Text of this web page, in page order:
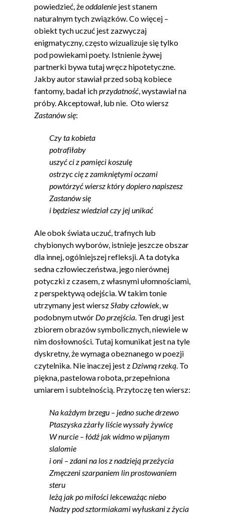
powiedzieć, żeoddalenie jest stanem
naturalnym tych związków. Co więcej –
obiekt tych uczuć jest zazwyczaj
enigmatyczny, często wizualizuje się tylko
pod powiekami poety. Istnienie żywej
partnerki bywa tutaj wręcz hipotetyczne.
Jakby autor stawiał przed sobą kobiece
fantomy, badał ichprzydatność, wystawiał na
próby. Akceptował, lub nie. Oto wiersz
Zastanów się:
Czy ta kobieta
potrafiłaby
uszyć ci z pamięci koszulę
ostrzyc cię z zamkniętymi oczami
powtórzyć wiersz który dopiero napiszesz
Zastanów się
i będziesz wiedział czy jej unikać
Ale obok świata uczuć, trafnych lub
chybionych wyborów, istnieje jeszcze obszar
dla innej, ogólniejszej refleksji. A ta dotyka
sedna człowieczeństwa, jego nierównej
potyczki z czasem, z własnymi ułomnościami,
z perspektywą odejścia. W takim tonie
utrzymany jest wierszSłaby człowiek, w
podobnym utwór Do przejścia. Ten drugi jest
zbiorem obrazów symbolicznych, niewiele w
nim dosłowności. Tutaj komunikat jest na tyle
dyskretny, że wymaga obeznanego w poezji
czytelnika. Nie inaczej jest z Dziwną rzeką. To
piękna, pastelowa robota, przepełniona
umiarem i subtelnością. Przytoczę ten wiersz:
Na każdym brzegu – jedno suche drzewo
Ptaszyska zżarły liście wyssały żywicę
W nurcie – łódź jak widmo w pijanym
slalomie
i oni – zdani na los z nadzieją przeżycia
Zmęczeni szarpaniem lin prostowaniem
steru
leżą jak po miłości lekceważąc niebo
Nadzy pod sztormiakami wyłuskani z życia